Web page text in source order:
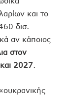
και το
δισ.
αν κάποιος
στον
2027